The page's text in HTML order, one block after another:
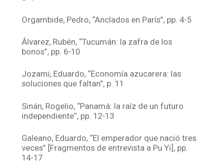
Orgambide, Pedro, “Anclados en París”, pp. 4-5
Álvarez, Rubén, “Tucumán: la zafra de los
bonos”, pp. 6-10
Jozami, Eduardo, “Economía azucarera: las
soluciones que faltan”, p. 11
Sinán, Rogelio, “Panamá: la raíz de un futuro
independiente”, pp. 12-13
Galeano, Eduardo, “El emperador que nació tres
veces” [Fragmentos de entrevista a Pu Yi], pp.
14-17